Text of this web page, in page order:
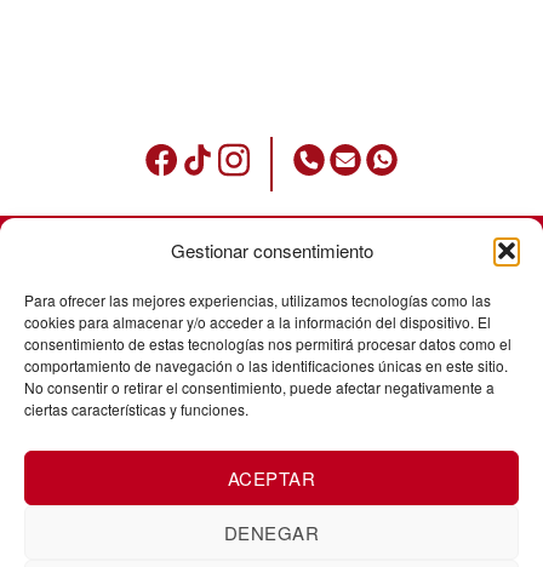
Gestionar consentimiento
Para ofrecer las mejores experiencias, utilizamos tecnologías como las
cookies para almacenar y/o acceder a la información del dispositivo. El
consentimiento de estas tecnologías nos permitirá procesar datos como el
comportamiento de navegación o las identificaciones únicas en este sitio.
No consentir o retirar el consentimiento, puede afectar negativamente a
ciertas características y funciones.
ACEPTAR
DENEGAR
Condicions d’ús
Política de privadesa
Avisos legals
Política de cookies
Cancel·laació de comandes
Canvis i devolucions